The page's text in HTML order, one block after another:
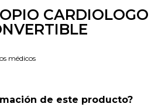
CARDIOLOGO
médicos
de este producto?